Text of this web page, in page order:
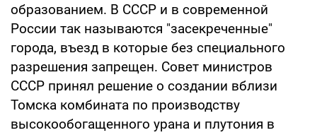
образованием. В СССР и в современной
России так называются "засекреченные"
города, въезд в которые без специального
разрешения запрещен. Совет министров
СССР принял решение о создании вблизи
Томска комбината по производству
высокообогащенного урана и плутония в